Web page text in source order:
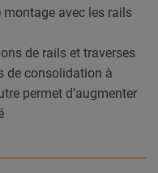
avec les rails
de rails et traverses
de consolidation à
permet d’augmenter